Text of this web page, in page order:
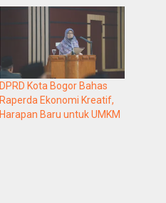
DPRD Kota Bogor Bahas
Raperda Ekonomi Kreatif,
Harapan Baru untuk UMKM